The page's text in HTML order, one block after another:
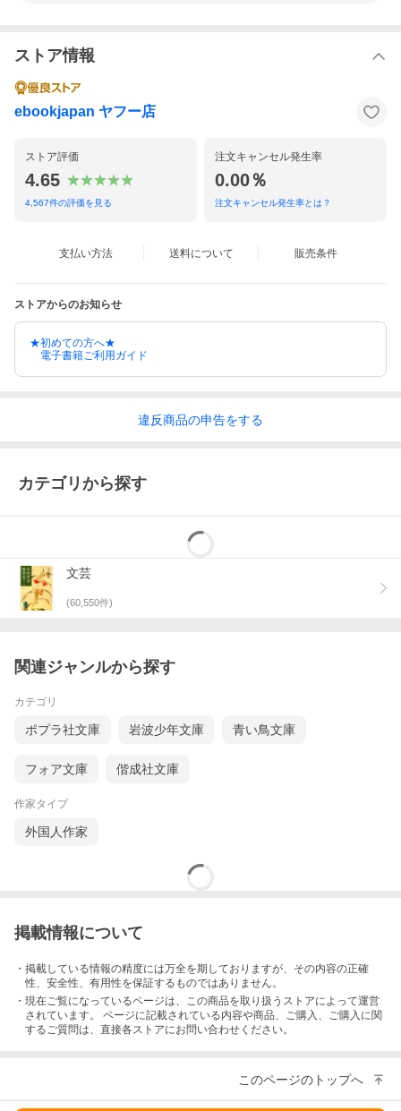
ストア情報
ebookjapan ヤフー店
ストア評価
4.65
4,567件の評価を見る
注文キャンセル発生率
0.00％
注文キャンセル発生率とは？
支払い方法 送料について 販売条件
ストアからのお知らせ
★初めての方へ★
電子書籍ご利用ガイド
違反商品の申告をする
カテゴリから探す
文芸
(60,550件)
関連ジャンルから探す
カテゴリ
ポプラ社文庫 岩波少年文庫 青い鳥文庫
フォア文庫 偕成社文庫
作家タイプ
外国人作家
掲載情報について
・掲載している情報の精度には万全を期しておりますが、その内容の正確
性、安全性、有用性を保証するものではありません。
・現在ご覧になっているページは、この商品を取り扱うストアによって運営
されています。 ページに記載されている内容や商品、ご購入 、ご購入に関
するご質問は、直接各ストアにお問い合わせください。
このページのトップへ